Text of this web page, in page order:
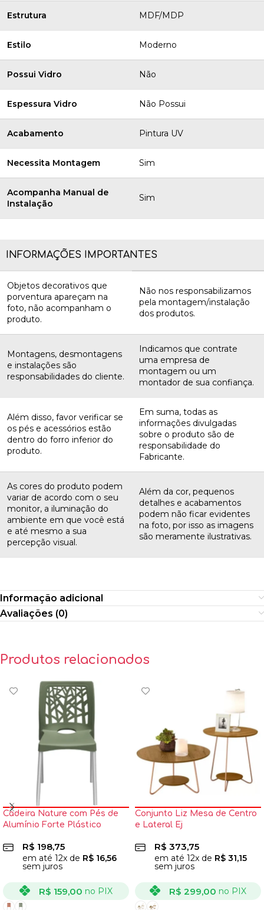
Estrutura MDF/MDP
Estilo Moderno
Possui Vidro Não
Espessura Vidro Não Possui
Acabamento Pintura UV
Necessita Montagem Sim
Acompanha Manual de
Instalação
Sim
INFORMAÇÕES IMPORTANTES
Objetos decorativos que
porventura apareçam na
foto, não acompanham o
produto.
Não nos responsabilizamos
pela montagem/instalação
dos produtos.
Montagens, desmontagens
e instalações são
responsabilidades do cliente.
Indicamos que contrate
uma empresa de
montagem ou um
montador de sua confiança.
Além disso, favor verificar se
os pés e acessórios estão
dentro do forro inferior do
produto.
Em suma, todas as
informações divulgadas
sobre o produto são de
responsabilidade do
Fabricante.
As cores do produto podem
variar de acordo com o seu
monitor, a iluminação do
ambiente em que você está
e até mesmo a sua
percepção visual.
Além da cor, pequenos
detalhes e acabamentos
podem não ficar evidentes
na foto, por isso as imagens
são meramente ilustrativas.
Informação adicional
Avaliações (0)
Produtos relacionados
Cadeira Nature com Pés de
Alumínio Forte Plástico
R$ 198,75
em até 12x de R$ 16,56
sem juros
R$ 159,00 no PIX
Conjunto Liz Mesa de Centro
e Lateral Ej
R$ 373,75
em até 12x de R$ 31,15
sem juros
R$ 299,00 no PIX